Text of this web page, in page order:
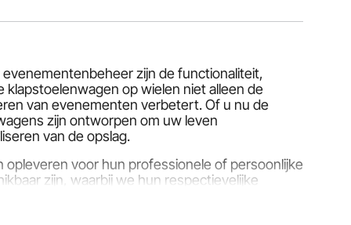
zijn de functionaliteit,
op wielen niet alleen de
van evenementen verbetert. Of u nu de
zijn ontworpen om uw leven
van de opslag.
voor hun professionele of persoonlijke
zijn, waarbij we hun respectievelijke
u rekening moet houden bij het selecteren van
de markt.